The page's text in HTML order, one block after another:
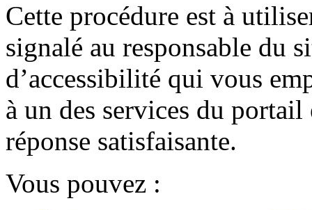
Cette procédure est à
signalé au responsable du
d’accessibilité qui vous
à un des services du portail
réponse satisfaisante.
Vous pouvez :